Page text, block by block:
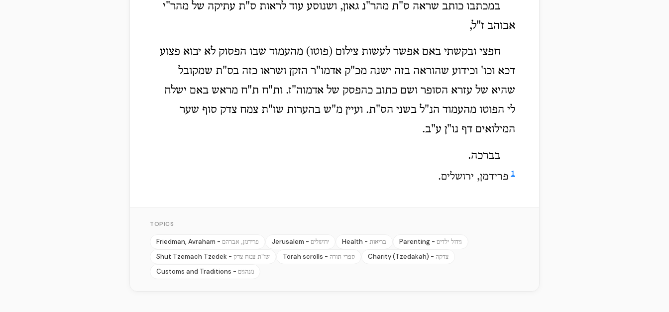
במכתבו כותב שראה ס"ת מהר"נ גאון, ושנוסע עוד לראות ס"ת עתיקה של מהר"י
אבוהב ז"ל,
חפצי ובקשתי באם אפשר לעשות צילום (פוטו) מהעמוד שבו הפסוק לא יבוא פצוע
דכא וכו' וכידוע שהוראה בזה ישנה מכ"ק אדמו"ר הזקן ושראו כזה בס"ת שמקובל
שהיא של עזרא הסופר ושם כתוב כהפסק של אדמוה"ז. ות"ח ת"ח מראש באם ישלח
לי הפוטו מהעמוד הנ"ל בשני הס"ת. ועיין מ"ש בהערות שו"ת צמח צדק סוף שער
המילואים דף נו"ן ע"ב.
בברכה.
1 פרידמן, ירושלים.
TOPICS
Friedman, Avraham - פרידמן, אברהם Jerusalem - ירושלים Health - בריאות Parenting - גידול ילדים
Shut Tzemach Tzedek - שו"ת צמח צדק Torah scrolls - ספרי תורה Charity (Tzedakah) - צדקה
Customs and Traditions - מנהגים